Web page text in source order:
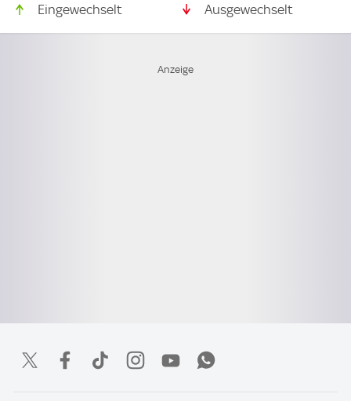
Eingewechselt
Ausgewechselt